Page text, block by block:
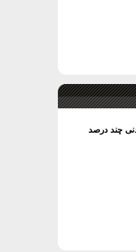
چند درصد